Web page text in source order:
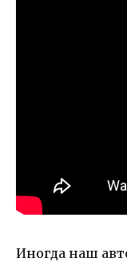
Иногда наш